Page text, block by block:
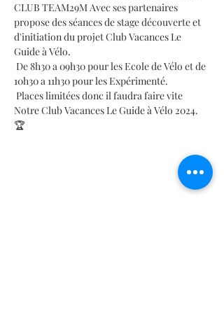
CLUB TEAM29M Avec ses partenaires
propose des séances de stage découverte et
d'initiation du projet Club Vacances Le
Guide à Vélo.
De 8h30 a 09h30 pour les Ecole de Vélo et de
10h30 a 11h30 pour les Expérimenté.
Places limitées donc il faudra faire vite
Notre Club Vacances Le Guide à Vélo 2024.
🏆